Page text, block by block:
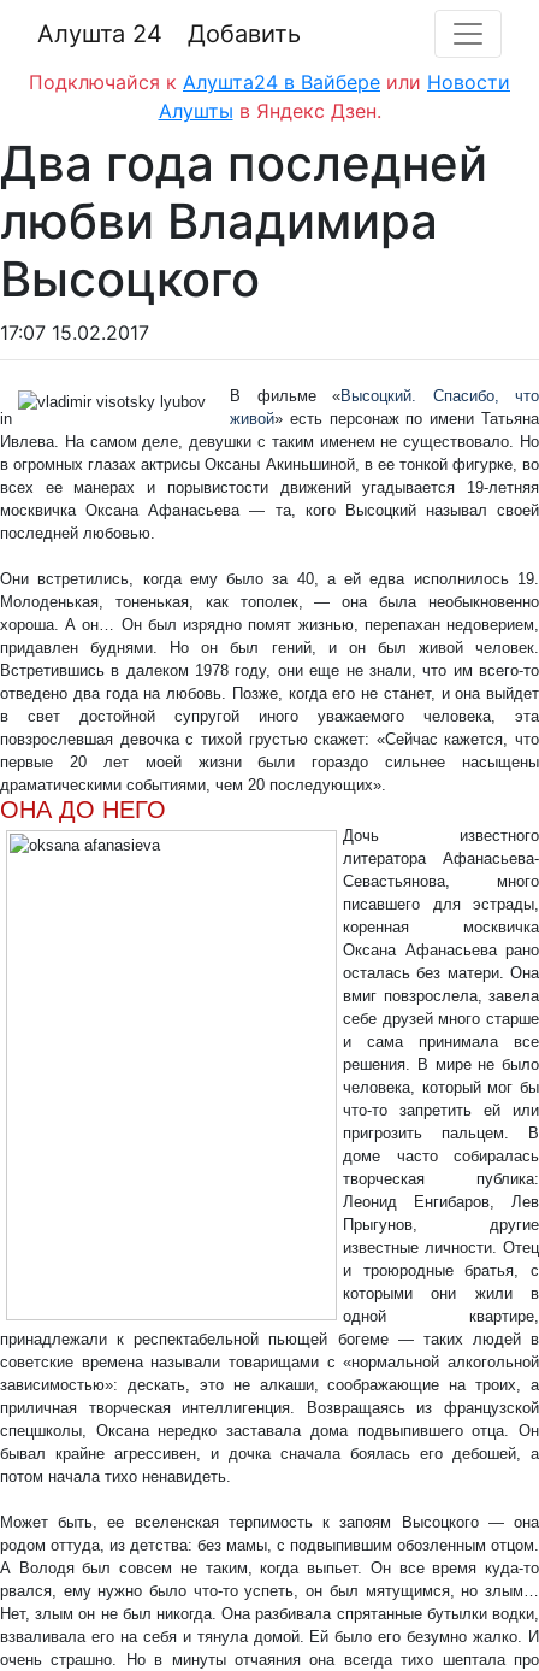
Алушта 24 Добавить
Подключайся к Алушта24 в Вайбере или Новости
Алушты в Яндекс Дзен.
Два года последней
любви Владимира
Высоцкого
17:07 15.02.2017
in
В фильме «Высоцкий. Спасибо, что
живой» есть персонаж по имени Татьяна
Ивлева. На самом деле, девушки с таким именем не существовало. Но
в огромных глазах актрисы Оксаны Акиньшиной, в ее тонкой фигурке, во
всех ее манерах и порывистости движений угадывается 19-летняя
москвичка Оксана Афанасьева — та, кого Высоцкий называл своей
последней любовью.
Они встретились, когда ему было за 40, а ей едва исполнилось 19.
Молоденькая, тоненькая, как тополек, — она была необыкновенно
хороша. А он… Он был изрядно помят жизнью, перепахан недоверием,
придавлен буднями. Но он был гений, и он был живой человек.
Встретившись в далеком 1978 году, они еще не знали, что им всего-то
отведено два года на любовь. Позже, когда его не станет, и она выйдет
в свет достойной супругой иного уважаемого человека, эта
повзрослевшая девочка с тихой грустью скажет: «Сейчас кажется, что
первые 20 лет моей жизни были гораздо сильнее насыщены
драматическими событиями, чем 20 последующих».
ОНА ДО НЕГО
Дочь известного
литератора Афанасьева-
Севастьянова, много
писавшего для эстрады,
коренная москвичка
Оксана Афанасьева рано
осталась без матери. Она
вмиг повзрослела, завела
себе друзей много старше
и сама принимала все
решения. В мире не было
человека, который мог бы
что-то запретить ей или
пригрозить пальцем. В
доме часто собиралась
творческая публика:
Леонид Енгибаров, Лев
Прыгунов, другие
известные личности. Отец
и троюродные братья, с
которыми они жили в
одной квартире,
принадлежали к респектабельной пьющей богеме — таких людей в
советские времена называли товарищами с «нормальной алкогольной
зависимостью»: дескать, это не алкаши, соображающие на троих, а
приличная творческая интеллигенция. Возвращаясь из французской
спецшколы, Оксана нередко заставала дома подвыпившего отца. Он
бывал крайне агрессивен, и дочка сначала боялась его дебошей, а
потом начала тихо ненавидеть.
Может быть, ее вселенская терпимость к запоям Высоцкого — она
родом оттуда, из детства: без мамы, с подвыпившим обозленным отцом.
А Володя был совсем не таким, когда выпьет. Он все время куда-то
рвался, ему нужно было что-то успеть, он был мятущимся, но злым…
Нет, злым он не был никогда. Она разбивала спрятанные бутылки водки,
взваливала его на себя и тянула домой. Ей было его безумно жалко. И
очень страшно. Но в минуты отчаяния она всегда тихо шептала про